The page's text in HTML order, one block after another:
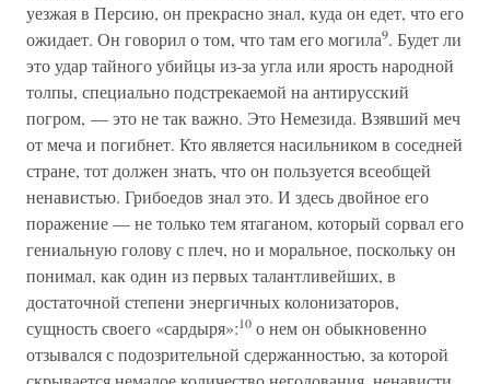
уезжая в Персию, он прекрасно знал, куда он едет, что его
ожидает. Он говорил о том, что там его могила9. Будет ли
это удар тайного убийцы из-за угла или ярость народной
толпы, специально подстрекаемой на антирусский
погром, — это не так важно. Это Немезида. Взявший меч
от меча и погибнет. Кто является насильником в соседней
стране, тот должен знать, что он пользуется всеобщей
ненавистью. Грибоедов знал это. И здесь двойное его
поражение — не только тем ятаганом, который сорвал его
гениальную голову с плеч, но и моральное, поскольку он
понимал, как один из первых талантливейших, в
достаточной степени энергичных колонизаторов,
сущность своего «сардыря»:10 о нем он обыкновенно
отзывался с подозрительной сдержанностью, за которой